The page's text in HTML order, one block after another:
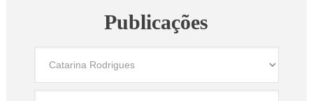
Publicações